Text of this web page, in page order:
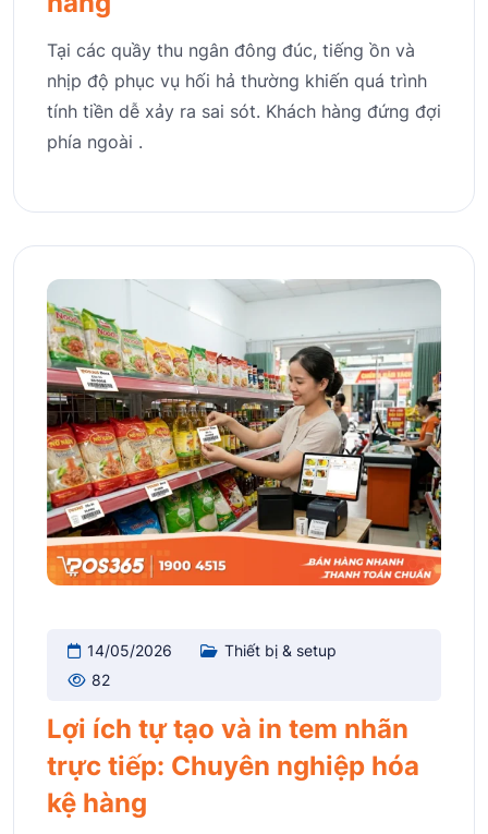
Tại các quầy thu ngân đông đúc, tiếng ồn và
nhịp độ phục vụ hối hả thường khiến quá trình
tính tiền dễ xảy ra sai sót. Khách hàng đứng đợi
phía ngoài .
14/05/2026
Thiết bị & setup
82
Lợi ích tự tạo và in tem nhãn
trực tiếp: Chuyên nghiệp hóa
kệ hàng